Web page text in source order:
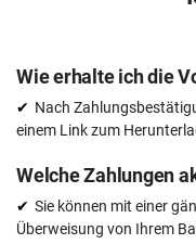
Wie erhalte ich die
Nach
einem Link zum
Welche Zahlungen
Sie können mit einer
Überweisung von Ihrem